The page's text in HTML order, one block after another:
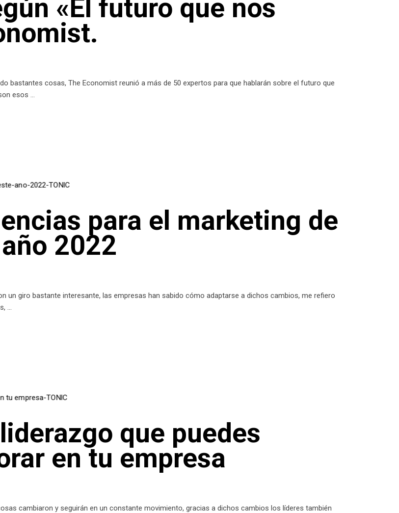
«El futuro que nos
bastantes cosas, The Economist reunió a más de 50 expertos para que hablarán sobre el futuro que
esos
para el marketing de
2022
un giro bastante interesante, las empresas han sabido cómo adaptarse a dichos cambios, me refiero
que puedes
en tu empresa
cambiaron y seguirán en un constante movimiento, gracias a dichos cambios los líderes también